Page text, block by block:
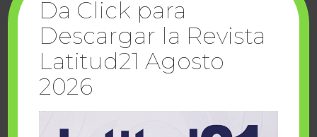
Da Click para
Descargar la Revista
Latitud21 Agosto
2026